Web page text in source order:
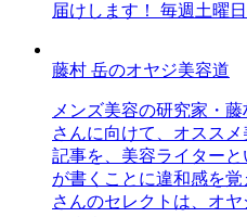
届けします！ 毎週土曜日
藤村 岳のオヤジ美容道
メンズ美容の研究家・
さんに向けて、オスス
記事を、美容ライター
が書くことに違和感を
さんのセレクトは、オ